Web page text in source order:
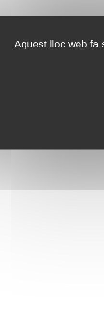
Aquest lloc web fa